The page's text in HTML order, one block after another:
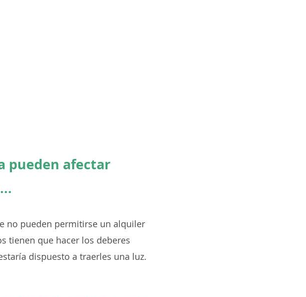
pueden afectar
no pueden permitirse un alquiler
tienen que hacer los deberes
dispuesto a traerles una luz.